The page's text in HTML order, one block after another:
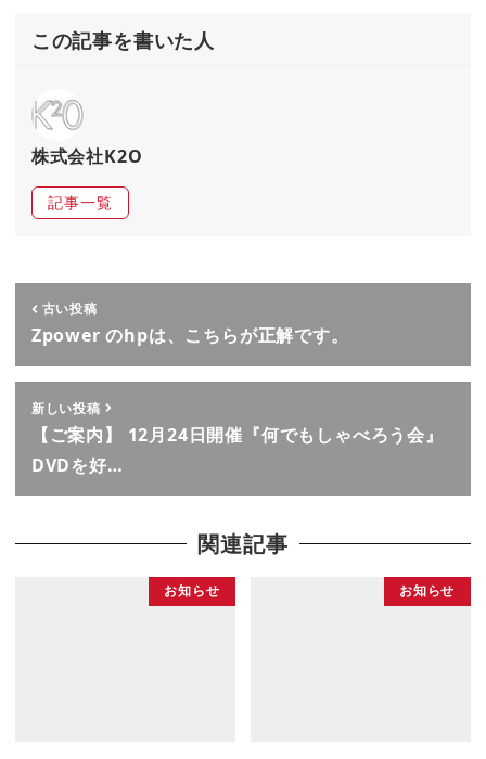
この記事を書いた人
株式会社K2O
記事一覧
古い投稿
Zpower のhpは、こちらが正解です。
新しい投稿
【ご案内】 12月24日開催『何でもしゃべろう会』
DVDを好…
関連記事
お知らせ お知らせ